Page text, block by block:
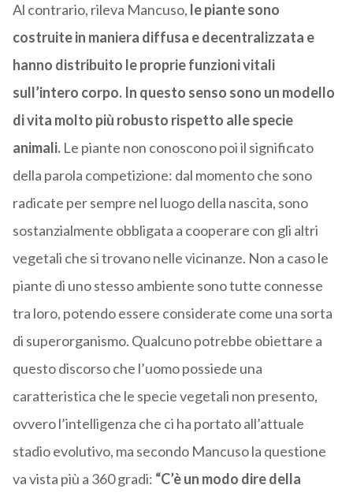
Al contrario, rileva Mancuso, le piante sono
costruite in maniera diffusa e decentralizzata e
hanno distribuito le proprie funzioni vitali
sull’intero corpo. In questo senso sono un modello
di vita molto più robusto rispetto alle specie
animali.Le piante non conoscono poi il significato
della parola competizione: dal momento che sono
radicate per sempre nel luogo della nascita, sono
sostanzialmente obbligata a cooperare con gli altri
vegetali che si trovano nelle vicinanze. Non a caso le
piante di uno stesso ambiente sono tutte connesse
tra loro, potendo essere considerate come una sorta
di superorganismo. Qualcuno potrebbe obiettare a
questo discorso che l’uomo possiede una
caratteristica che le specie vegetali non presento,
ovvero l’intelligenza che ci ha portato all’attuale
stadio evolutivo, ma secondo Mancuso la questione
va vista più a 360 gradi: “C’è un modo dire della